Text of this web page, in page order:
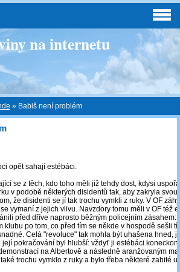
na internetu
» Babiš není problém
opět sahají estébáci.
se z těch, kdo toho měli již tehdy dost, kdysi
v podobě některých disidentů tak, aby zakryla svou
že disidenti se jí tak trochu vymkli z ruky. V OF
vymaní z jejich vlivu. Navzdory tomu měli v OF též
před dříve naprosto běžným policejním zásahem:
klubu po tom, co před tím se někde v hospodě sešli
Celá "revoluce" tak mohla být uhašena hned,
její pokračování byl hlubší: vždyť ji estébáci
na Albertově a následně aranžovaným
trochu vymklo z ruky a bylo třeba některé zabité